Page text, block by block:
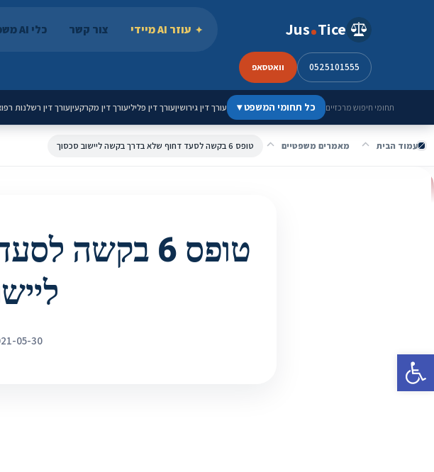
פתח סרגל נגישות
Jus Tice עוזר AI מיידי צור קשר כלי AI משפטיים
0525101555 וואטסאפ
תחומי חיפוש מרכזיים כל תחומי המשפט▾ עורך דין גירושיןעורך דין פליליעורך דין מקרקעיןעורך דין רשלנות
עמוד הבית מאמרים משפטיים טופס 6 בקשה לסעד דחוף שלא בדרך בקשה ליישוב סכסוך
טופס 6
05-30